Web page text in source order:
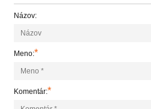
Názov:
Meno:*
Komentár:*